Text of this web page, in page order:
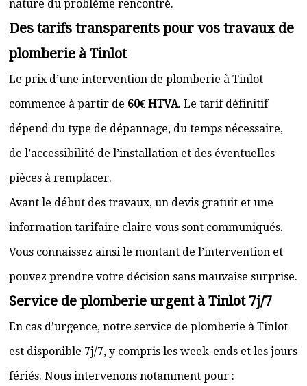
nature du problème rencontré.
Des tarifs transparents pour vos travaux de
plomberie à Tinlot
Le prix d’une intervention de plomberie à Tinlot
commence à partir de 60€ HTVA. Le tarif définitif
dépend du type de dépannage, du temps nécessaire,
de l’accessibilité de l’installation et des éventuelles
pièces à remplacer.
Avant le début des travaux, un devis gratuit et une
information tarifaire claire vous sont communiqués.
Vous connaissez ainsi le montant de l’intervention et
pouvez prendre votre décision sans mauvaise surprise.
Service de plomberie urgent à Tinlot 7j/7
En cas d’urgence, notre service de plomberie à Tinlot
est disponible 7j/7, y compris les week-ends et les jours
fériés. Nous intervenons notamment pour :